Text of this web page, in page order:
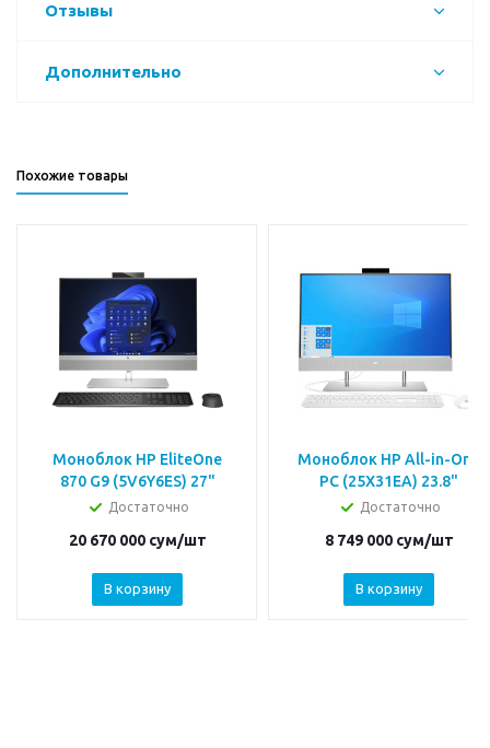
Отзывы
Дополнительно
Похожие товары
Моноблок HP EliteOne
870 G9 (5V6Y6ES) 27"
Достаточно
20 670 000сум/шт
В корзину
Моноблок HP All-in-One
PC (25X31EA) 23.8"
Достаточно
8 749 000сум/шт
В корзину